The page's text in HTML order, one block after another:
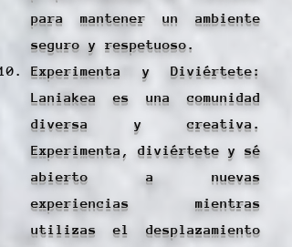
para mantener un ambiente
seguro y respetuoso.
Experimenta y Diviértete:
Laniakea es una comunidad
diversa y creativa.
Experimenta, diviértete y sé
abierto a nuevas
experiencias mientras
utilizas el desplazamiento